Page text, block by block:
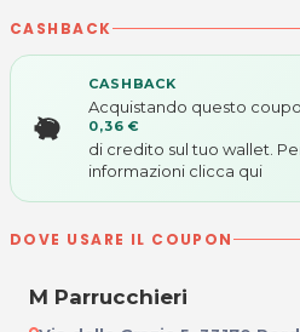
CASHBACK
CASHBACK
Acquistando questo
0,36 €
di credito sul tuo wallet.
informazioni clicca qui
DOVE USARE IL COUPON
M Parrucchieri